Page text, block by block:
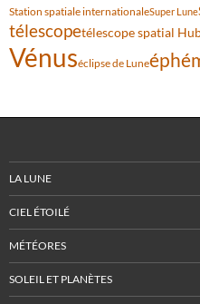
Station spatiale internationaleSuper Lune
télescopetélescope spatial
Vénuséclipse de Lune
LA LUNE
CIEL ÉTOILÉ
MÉTÉORES
SOLEIL ET PLANÈTES